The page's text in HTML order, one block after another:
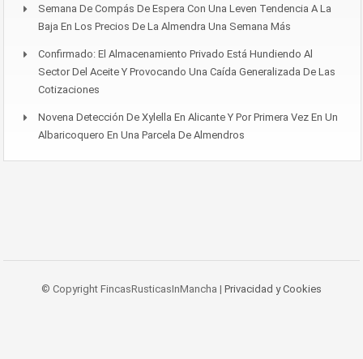
Semana De Compás De Espera Con Una Leven Tendencia A La
Baja En Los Precios De La Almendra Una Semana Más
Confirmado: El Almacenamiento Privado Está Hundiendo Al
Sector Del Aceite Y Provocando Una Caída Generalizada De Las
Cotizaciones
Novena Detección De Xylella En Alicante Y Por Primera Vez En Un
Albaricoquero En Una Parcela De Almendros
© Copyright FincasRusticasInMancha | Privacidad y Cookies